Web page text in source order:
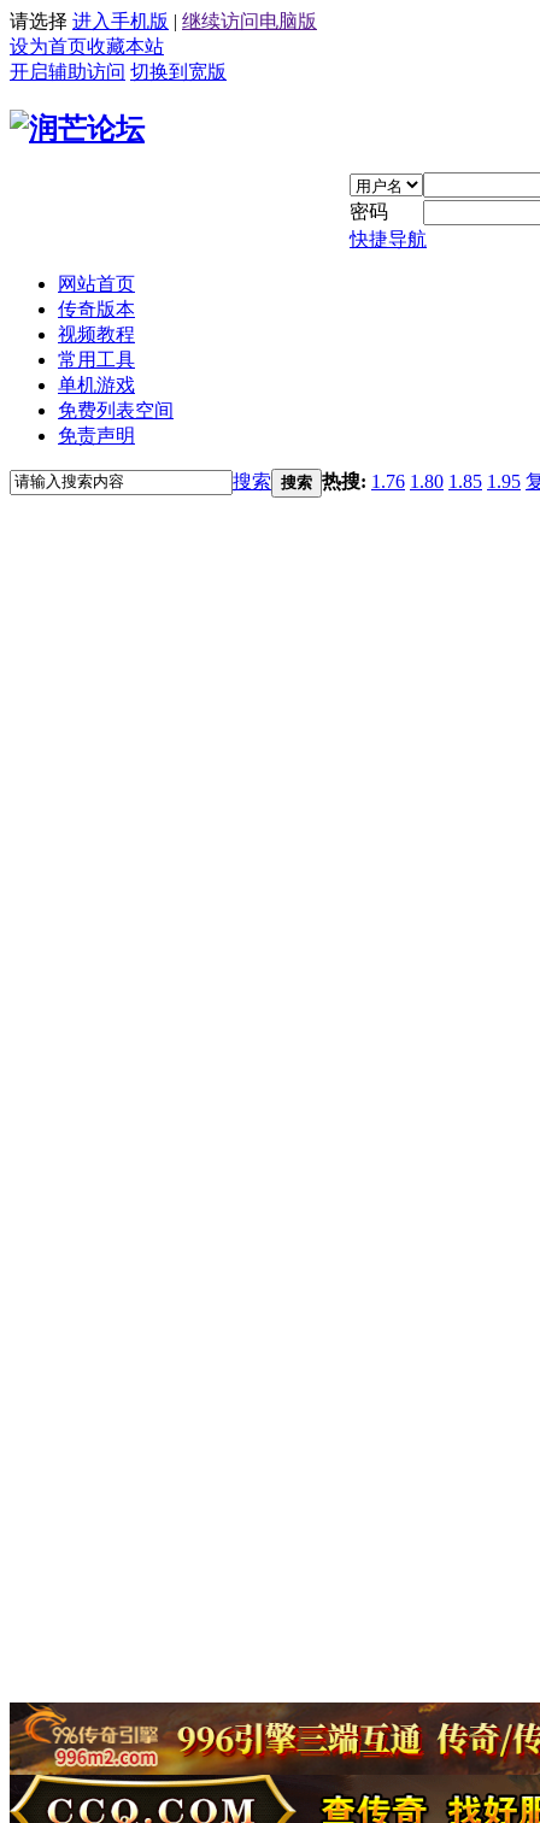
请选择 进入手机版 | 继续访问电脑版
设为首页收藏本站
开启辅助访问 切换到宽版
密码
快捷导航
网站首页
传奇版本
视频教程
常用工具
单机游戏
免费列表空间
免责声明
搜索 搜索 热搜: 1.76 1.80 1.85 1.95